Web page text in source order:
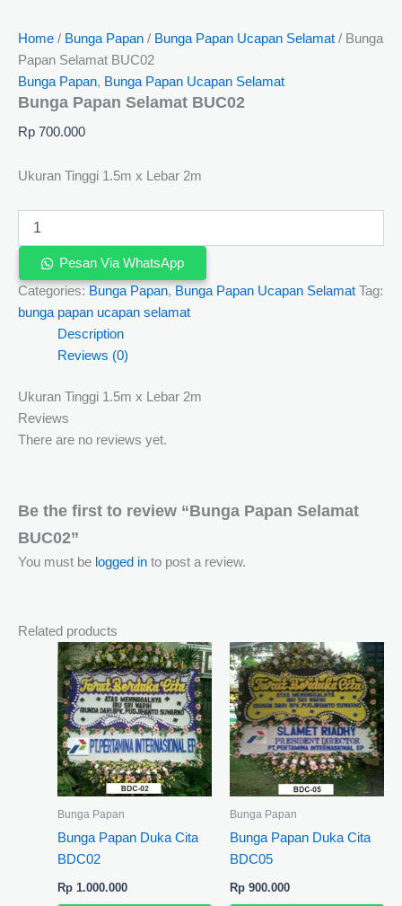
Home / Bunga Papan / Bunga Papan Ucapan Selamat / Bunga
Papan Selamat BUC02
Bunga Papan, Bunga Papan Ucapan Selamat
Bunga Papan Selamat BUC02
Rp 700.000
Ukuran Tinggi 1.5m x Lebar 2m
Pesan Via WhatsApp
Categories: Bunga Papan, Bunga Papan Ucapan Selamat Tag:
bunga papan ucapan selamat
Description
Reviews (0)
Ukuran Tinggi 1.5m x Lebar 2m
Reviews
There are no reviews yet.
Be the first to review “Bunga Papan Selamat
BUC02”
You must be logged in to post a review.
Related products
Bunga Papan
Bunga Papan Duka Cita
BDC02
Rp1.000.000
Bunga Papan
Bunga Papan Duka Cita
BDC05
Rp900.000